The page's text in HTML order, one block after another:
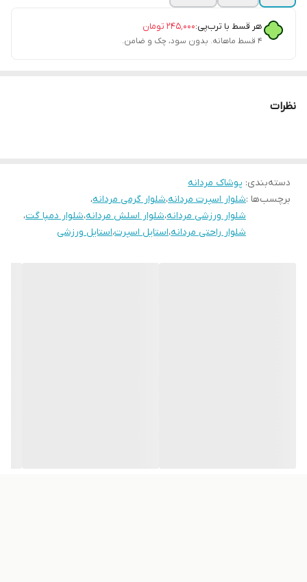
هر قسط با ترب‌پی:۲۴۵٬۰۰۰ تومان
۴ قسط ماهانه. بدون سود، چک و ضامن.
نظرات
دسته‌بندی: پوشاک مردانه
برچسب‌ها :شلوار اسپرت مردانه،شلوار گرمی مردانه،
شلوار ورزشی مردانه،شلوار اسلش مردانه،شلوار دمپا گت،
شلوار راحتی مردانه،استایل اسپرت،استایل ورزشی